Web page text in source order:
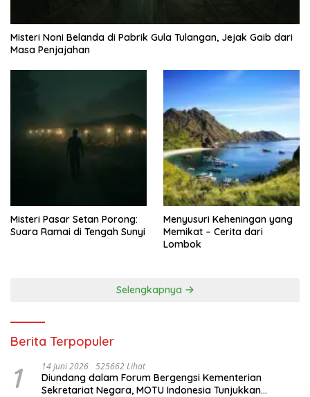
Misteri Noni Belanda di Pabrik Gula Tulangan, Jejak Gaib dari
Masa Penjajahan
Misteri Pasar Setan Porong:
Suara Ramai di Tengah Sunyi
Menyusuri Keheningan yang
Memikat – Cerita dari
Lombok
Selengkapnya
Berita Terpopuler
1 14 Juni 2026 525662 Lihat
Diundang dalam Forum Bergengsi Kementerian
Sekretariat Negara, MOTU Indonesia Tunjukkan